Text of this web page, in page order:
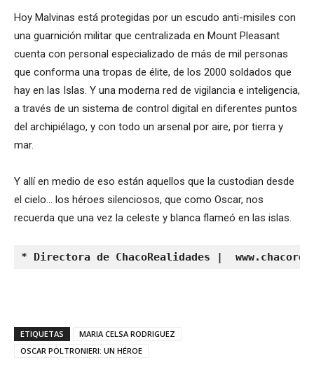
Hoy Malvinas está protegidas por un escudo anti-misiles con
una guarnición militar que centralizada en Mount Pleasant
cuenta con personal especializado de más de mil personas
que conforma una tropas de élite, de los 2000 soldados que
hay en las Islas. Y una moderna red de vigilancia e inteligencia,
a través de un sistema de control digital en diferentes puntos
del archipiélago, y con todo un arsenal por aire, por tierra y
mar.
Y allí en medio de eso están aquellos que la custodian desde
el cielo… los héroes silenciosos, que como Oscar, nos
recuerda que una vez la celeste y blanca flameó en las islas.
* Directora de ChacoRealidades |
ETIQUETAS
MARIA CELSA RODRIGUEZ
OSCAR POLTRONIERI: UN HÉROE